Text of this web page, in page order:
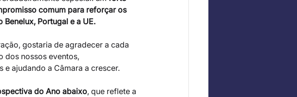
comum para reforçar os
Portugal e a UE.
gostaria de agradecer a cada
dos nossos eventos,
e ajudando a Câmara a crescer.
do Ano abaixo, que reflete a